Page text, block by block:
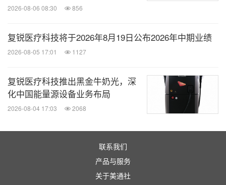
2026-08-06 08:30 856
复锐医疗科技将于2026年8月19日公布2026年中期业绩
2026-08-05 17:01 1127
复锐医疗科技推出黑金牛奶光，深
化中国能量源设备业务布局
2026-08-04 17:03 2068
联系我们
产品与服务
关于美通社